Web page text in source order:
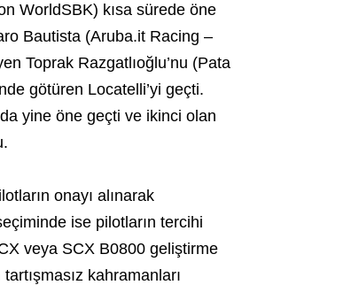
WorldSBK) kısa sürede öne
Bautista (Aruba.it Racing –
Toprak Razgatlıoğlu’nu (Pata
götüren Locatelli’yi geçti.
yine öne geçti ve ikinci olan
onayı alınarak
ise pilotların tercihi
veya SCX B0800 geliştirme
kahramanları